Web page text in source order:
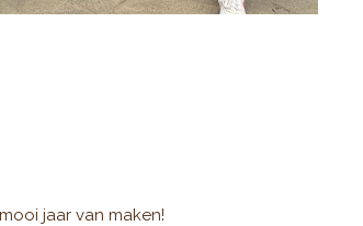
jaar van maken!